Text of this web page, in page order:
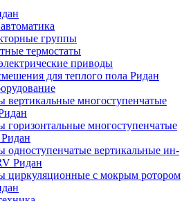
группы
термостаты
приводы
для теплого пола Ридан
вертикальные многоступенчатые
горизонтальные многоступенчатые
одноступенчатые вертикальные ин-
Ридан
циркуляционные с мокрым ротором